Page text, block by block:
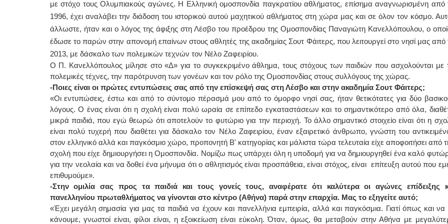
με στόχο τους Ολυμπιακούς αγώνες. Η Ελληνική ομοσπονδία παγκρατίου αθλήματος, επίσημα αναγνωρισμένη από
1996, έχει αναλάβει την διάδοση του ιστορικού αυτού μαχητικού αθλήματος στη χώρα μας και σε όλον τον κόσμο.
άλλωστε, ήταν και ο λόγος της άφιξης στη Λέσβο του προέδρου της Ομοσπονδίας Παναγιώτη Κανελλόπουλου, ο
έδωσε το παρών στην απονομή επαίνων στους αθλητές της ακαδημίας Σουτ Φάιτερς, που λειτουργεί στο νησί μας από
2013, με δάσκαλο των πολεμικών τεχνών τον Νέλο Ζαφειρίου.
Ο Π. Κανελλόπουλος μίλησε στο «Δ» για το συγκεκριμένο άθλημα, τους στόχους των παιδιών που ασχολούνται με
πολεμικές τέχνες, την παρότρυνση των γονέων και τον ρόλο της Ομοσπονδίας στους συλλόγους της χώρας.
-Ποιες είναι οι πρώτες εντυπώσεις σας από την επίσκεψή σας στη Λέσβο και στην ακαδημία Σουτ Φάιτερς;
«Οι εντυπώσεις, έστω και από το σύντομο πέρασμά μου από το όμορφο νησί σας, ήταν θετικότατες για δύο
λόγους. Ο ένας είναι ότι η σχολή είναι πολύ ωραία σε επίπεδο εγκαταστάσεων και το σημαντικότερο από όλα,
μικρά παιδιά, που εγώ θεωρώ ότι αποτελούν το φυτώριο για την περιοχή. Το άλλο σημαντικό στοιχείο είναι ότι η
είναι πολύ τυχερή που διαθέτει για δάσκαλο τον Νέλο Ζαφειρίου, έναν εξαιρετικό άνθρωπο, γνώστη του
στον ελληνικό αλλά και παγκόσμιο χώρο, προπονητή Β' κατηγορίας και μάλιστα τώρα τελευταία είχε αποφοιτήσει από
σχολή που είχε δημιουργήσει η Ομοσπονδία. Νομίζω πως υπάρχει όλη η υποδομή για να δημιουργηθεί ένα καλό
για την νεολαία και να δοθεί ένα μήνυμα ότι ο αθλητισμός είναι προσπάθεια, είναι στόχος, είναι επίτευξη αυτού που
επιθυμούμε».
-Στην ομιλία σας προς τα παιδιά και τους γονείς τους, αναφέρατε ότι καλύτερα οι αγώνες επίδειξης
πανελληνίου πρωταθλήματος να γίνονται στο κέντρο (Αθήνα) παρά στην επαρχία. Μας το εξηγείτε αυτό;
«Έχει μεγάλη σημασία για μας τα παιδιά να έχουν και πανελλήνια εμπειρία, αλλά και παγκόσμια. Γιατί όπως και να
κάνουμε, γνωστοί είναι, φίλοι είναι, η εξοικείωση είναι εύκολη. Όταν, όμως, θα μεταβούν στην Αθήνα με
ΙΩΑΝΝΗΣ Α. ΜΑΛΛΙΑΣ
ΧΕΙΡΟΥΡΓΟΣ
ΟΦΘΑΛΜΙΑΤΡΟΣ
Καλλιπόλεως 3,Νέα Σμύρνη,
τηλ:210-9320215
Καβέτσου 10, Μυτιλήνη, τηλ:
2251038065
Χειρουργός Ωτορινολαρυγγολόγος
Έλενα Μπούμπα
Στρατιωτικός Ιατρός
Διδ.Παν.Αθηνών
Διπλωματούχος Ευρ.Ακαδημίας
Πάρνηθας 95-97 Αχαρναί
2102467085 & 6938502258
email- elenboumpa@gmail.com